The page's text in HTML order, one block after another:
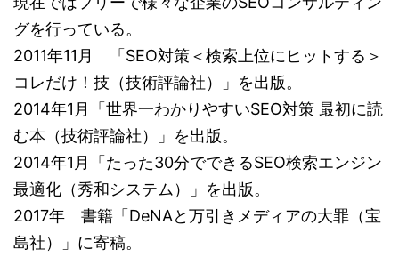
グを行っている。
2011年11月 「SEO対策＜検索上位にヒットする＞
コレだけ！技（技術評論社）」を出版。
2014年1月「世界一わかりやすいSEO対策 最初に読
む本（技術評論社）」を出版。
2014年1月「たった30分でできるSEO検索エンジン
最適化（秀和システム）」を出版。
2017年 書籍「DeNAと万引きメディアの大罪（宝
島社）」に寄稿。